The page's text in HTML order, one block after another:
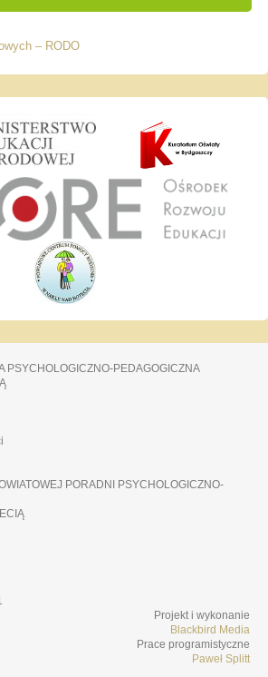
– RODO
PSYCHOLOGICZNO-PEDAGOGICZNA
PORADNI PSYCHOLOGICZNO-
Projekt i wykonanie
Blackbird Media
Prace programistyczne
Paweł Splitt